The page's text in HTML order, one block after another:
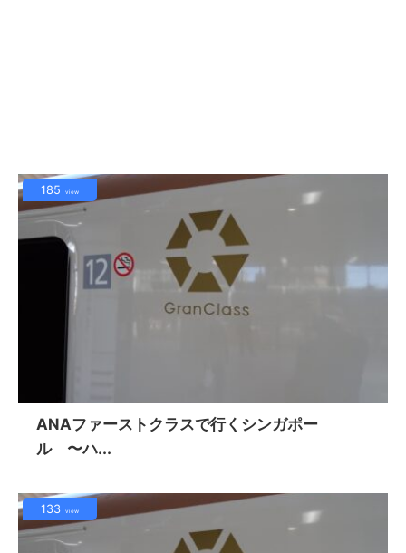
185 view
ANAファーストクラスで行くシンガポー
ル 〜ハ...
133 view